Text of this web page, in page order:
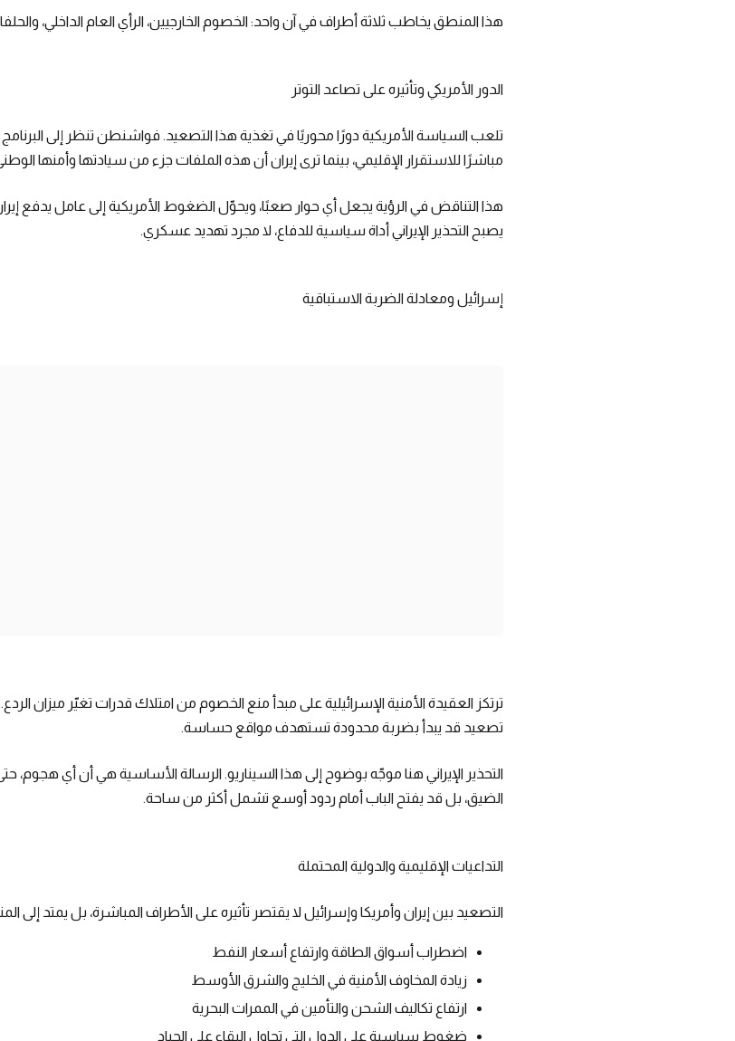
هذا المنطق يخاطب ثلاثة أطراف في آن واحد: الخصوم الخارجيين، الرأي العام الداخلي،
الدور الأمريكي وتأثيره على تصاعد التوتر
تلعب السياسة الأمريكية دورًا محوريًا في تغذية هذا التصعيد. فواشنطن تنظر إلى البرنامج
مباشرًا للاستقرار الإقليمي، بينما ترى إيران أن هذه الملفات جزء من سيادتها وأمنها
هذا التناقض في الرؤية يجعل أي حوار صعبًا، ويحوّل الضغوط الأمريكية إلى عامل يدفع
يصبح التحذير الإيراني أداة سياسية للدفاع، لا مجرد تهديد عسكري.
إسرائيل ومعادلة الضربة الاستباقية
ترتكز العقيدة الأمنية الإسرائيلية على مبدأ منع الخصوم من امتلاك قدرات تغيّر ميزان
تصعيد قد يبدأ بضربة محدودة تستهدف مواقع حساسة.
التحذير الإيراني هنا موجّه بوضوح إلى هذا السيناريو. الرسالة الأساسية هي أن أي هجوم،
الضيق، بل قد يفتح الباب أمام ردود أوسع تشمل أكثر من ساحة.
التداعيات الإقليمية والدولية المحتملة
التصعيد بين إيران وأمريكا وإسرائيل لا يقتصر تأثيره على الأطراف المباشرة، بل يمتد إلى
اضطراب أسواق الطاقة وارتفاع أسعار النفط
زيادة المخاوف الأمنية في الخليج والشرق الأوسط
ارتفاع تكاليف الشحن والتأمين في الممرات البحرية
ضغوط سياسية على الدول التي تحاول البقاء على الحياد